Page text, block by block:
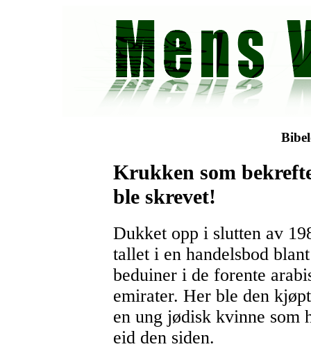
Krukken som
ble skrevet!
Dukket opp i slutten av
tallet i en handelsbod blant
beduiner i de forente
emirater. Her ble den
en ung jødisk kvinne som
eid den siden.